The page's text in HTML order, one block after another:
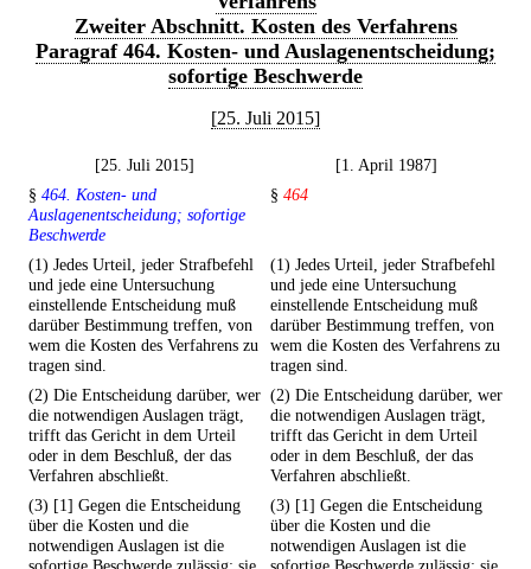
Zweiter Abschnitt. Kosten des Verfahrens
Paragraf 464. Kosten- und Auslagenentscheidung;
sofortige Beschwerde
[25. Juli 2015]
[25. Juli 2015]
[1. April 1987]
§ 464. Kosten- und
Auslagenentscheidung; sofortige
Beschwerde
§ 464
(1) Jedes Urteil, jeder Strafbefehl
und jede eine Untersuchung
einstellende Entscheidung muß
darüber Bestimmung treffen, von
wem die Kosten des Verfahrens zu
tragen sind.
(1) Jedes Urteil, jeder Strafbefehl
und jede eine Untersuchung
einstellende Entscheidung muß
darüber Bestimmung treffen, von
wem die Kosten des Verfahrens zu
tragen sind.
(2) Die Entscheidung darüber, wer
die notwendigen Auslagen trägt,
trifft das Gericht in dem Urteil
oder in dem Beschluß, der das
Verfahren abschließt.
(2) Die Entscheidung darüber, wer
die notwendigen Auslagen trägt,
trifft das Gericht in dem Urteil
oder in dem Beschluß, der das
Verfahren abschließt.
(3) [1] Gegen die Entscheidung
über die Kosten und die
notwendigen Auslagen ist die
(3) [1] Gegen die Entscheidung
über die Kosten und die
notwendigen Auslagen ist die